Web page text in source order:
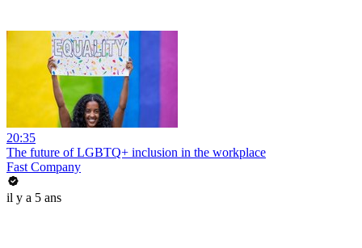
20:35
The future of LGBTQ+ inclusion in the workplace
Fast Company
il y a 5 ans